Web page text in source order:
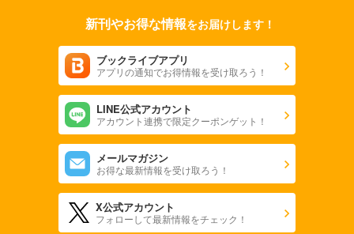
あらすじを表示する
週刊東洋経済 2025/10/25号
880円 (税込)
あらすじを表示する
週刊東洋経済 2025年10/11・10/18合併号
880円 (税込)
新刊やお得な情報をお届けします！
ブックライブアプリ
アプリの通知でお得情報を受け取ろう！
LINE公式アカウント
アカウント連携で限定クーポンゲット！
メールマガジン
お得な最新情報を受け取ろう！
X公式アカウント
フォローして最新情報をチェック！